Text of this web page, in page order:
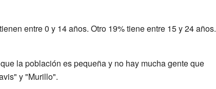
entre 0 y 14 años. Otro 19% tiene entre 15 y 24 años.
la población es pequeña y no hay mucha gente que
y "Murillo".